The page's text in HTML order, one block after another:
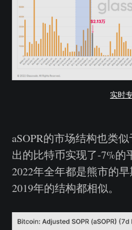
实时
aSOPR的市场结构也类
出的比特币实现了-7%的
2022年全年都是熊市的
2019年的结构都相似。